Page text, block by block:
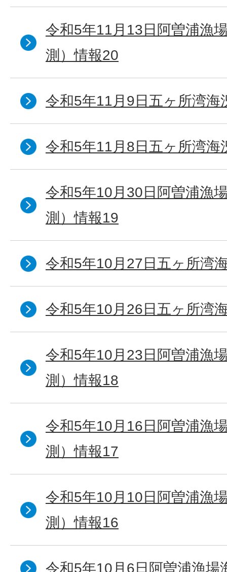
令和5年11月13日阿曽浦漁
測）情報20
令和5年11月9日五ヶ所湾海
令和5年11月8日五ヶ所湾海
令和5年10月30日阿曽浦漁
測）情報19
令和5年10月27日五ヶ所湾
令和5年10月26日五ヶ所湾
令和5年10月23日阿曽浦漁
測）情報18
令和5年10月16日阿曽浦漁
測）情報17
令和5年10月10日阿曽浦漁
測）情報16
令和5年10月6日阿曽浦漁場